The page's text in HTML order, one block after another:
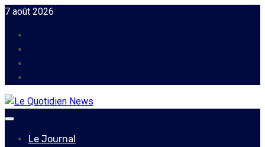
Skip
content
7 août 2026
Primary
Le Journal